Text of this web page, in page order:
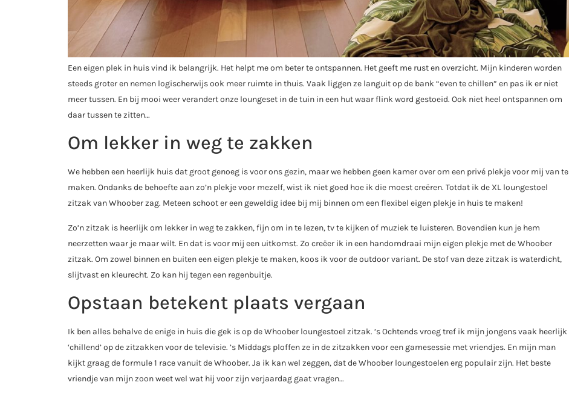
Een eigen plek in huis vind ik belangrijk. Het helpt me om beter te ontspannen. Het geeft me rust en overzicht. Mijn kinderen worden
steeds groter en nemen logischerwijs ook meer ruimte in thuis. Vaak liggen ze languit op de bank “even te chillen” en pas ik er niet
meer tussen. En bij mooi weer verandert onze loungeset in de tuin in een hut waar flink word gestoeid. Ook niet heel ontspannen om
daar tussen te zitten…
Om lekker in weg te zakken
We hebben een heerlijk huis dat groot genoeg is voor ons gezin, maar we hebben geen kamer over om een privé plekje voor mij van te
maken. Ondanks de behoefte aan zo’n plekje voor mezelf, wist ik niet goed hoe ik die moest creëren. Totdat ik de XL loungestoel
zitzak van Whoober zag. Meteen schoot er een geweldig idee bij mij binnen om een flexibel eigen plekje in huis te maken!
Zo’n zitzak is heerlijk om lekker in weg te zakken, fijn om in te lezen, tv te kijken of muziek te luisteren. Bovendien kun je hem
neerzetten waar je maar wilt. En dat is voor mij een uitkomst. Zo creëer ik in een handomdraai mijn eigen plekje met de Whoober
zitzak. Om zowel binnen en buiten een eigen plekje te maken, koos ik voor de outdoor variant. De stof van deze zitzak is waterdicht,
slijtvast en kleurecht. Zo kan hij tegen een regenbuitje.
Opstaan betekent plaats vergaan
Ik ben alles behalve de enige in huis die gek is op de Whoober loungestoel zitzak. ’s Ochtends vroeg tref ik mijn jongens vaak heerlijk
‘chillend’ op de zitzakken voor de televisie. ’s Middags ploffen ze in de zitzakken voor een gamesessie met vriendjes. En mijn man
kijkt graag de formule 1 race vanuit de Whoober. Ja ik kan wel zeggen, dat de Whoober loungestoelen erg populair zijn. Het beste
vriendje van mijn zoon weet wel wat hij voor zijn verjaardag gaat vragen…